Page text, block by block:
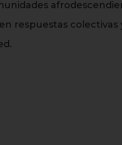
respuestas colectivas